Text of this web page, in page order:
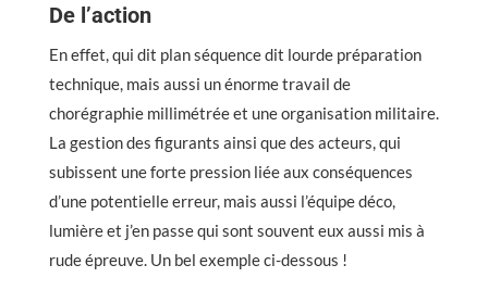
De l’action
En effet, qui dit plan séquence dit lourde préparation
technique, mais aussi un énorme travail de
chorégraphie millimétrée et une organisation militaire.
La gestion des figurants ainsi que des acteurs, qui
subissent une forte pression liée aux conséquences
d’une potentielle erreur, mais aussi l’équipe déco,
lumière et j’en passe qui sont souvent eux aussi mis à
rude épreuve. Un bel exemple ci-dessous !